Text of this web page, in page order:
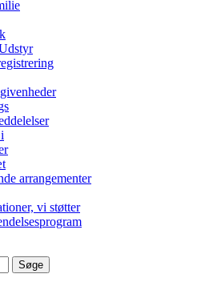
arrangementer
vi støtter